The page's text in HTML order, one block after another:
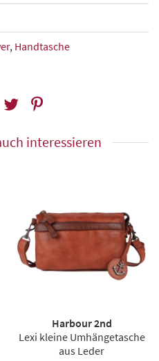
, Handtasche
interessieren
Harbour 2nd
Lexi kleine Umhängetasche
aus Leder